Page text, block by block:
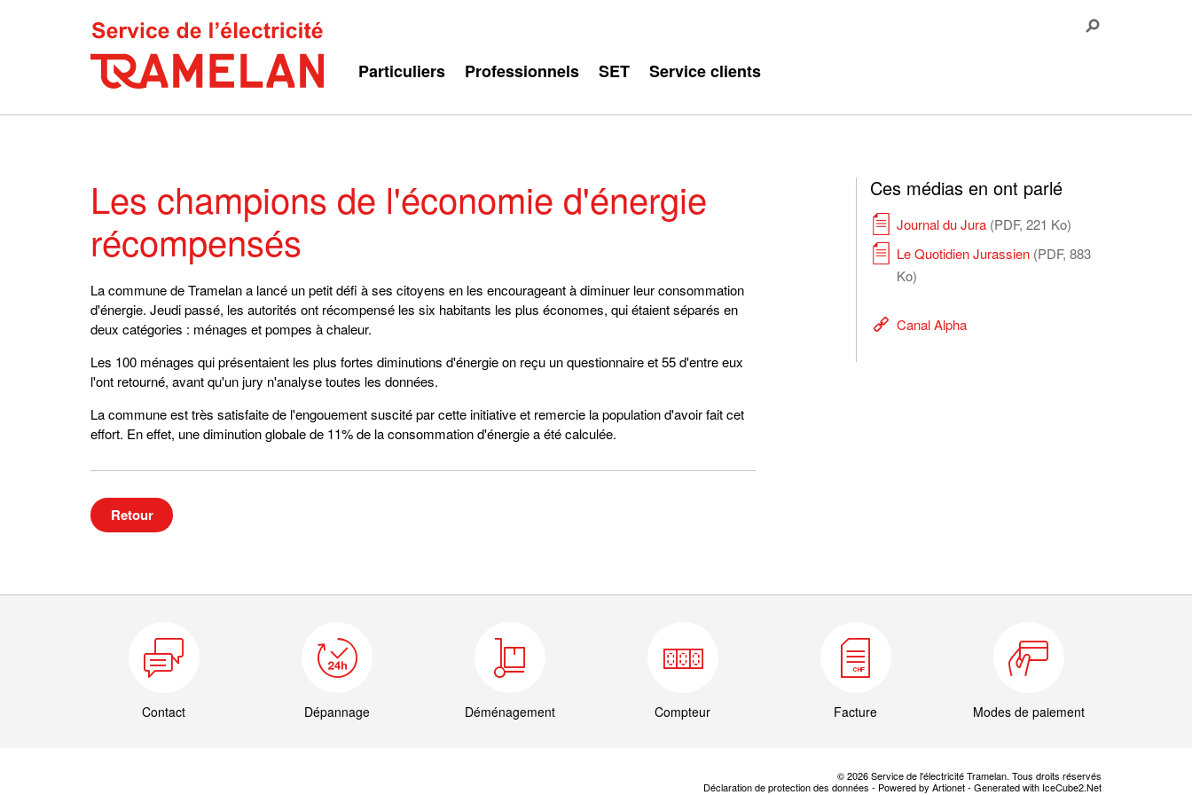
Particuliers Professionnels SET Service clients
Les champions de l'économie d'énergie
récompensés
La commune de Tramelan a lancé un petit défi à ses citoyens en les encourageant à diminuer leur consommation
d'énergie. Jeudi passé, les autorités ont récompensé les six habitants les plus économes, qui étaient séparés en
deux catégories : ménages et pompes à chaleur.
Les 100 ménages qui présentaient les plus fortes diminutions d'énergie on reçu un questionnaire et 55 d'entre eux
l'ont retourné, avant qu'un jury n'analyse toutes les données.
La commune est très satisfaite de l'engouement suscité par cette initiative et remercie la population d'avoir fait cet
effort. En effet, une diminution globale de 11% de la consommation d'énergie a été calculée.
Retour
Ces médias en ont parlé
Journal du Jura (PDF, 221 Ko)
Le Quotidien Jurassien (PDF, 883
Ko)
Canal Alpha
Contact Dépannage Déménagement Compteur Facture Modes de paiement
© 2026 Service de l'électricité Tramelan. Tous droits réservés
Déclaration de protection des données - Powered by Artionet- Generated with IceCube2.Net